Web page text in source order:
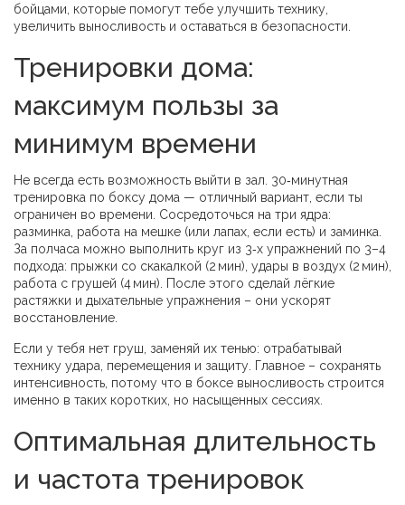
бойцами, которые помогут тебе улучшить технику,
увеличить выносливость и оставаться в безопасности.
Тренировки дома:
максимум пользы за
минимум времени
Не всегда есть возможность выйти в зал. 30‑минутная
тренировка по боксу дома — отличный вариант, если ты
ограничен во времени. Сосредоточься на три ядра:
разминка, работа на мешке (или лапах, если есть) и заминка.
За полчаса можно выполнить круг из 3‑х упражнений по 3–4
подхода: прыжки со скакалкой (2 мин), удары в воздух (2 мин),
работа с грушей (4 мин). После этого сделай лёгкие
растяжки и дыхательные упражнения – они ускорят
восстановление.
Если у тебя нет груш, заменяй их тенью: отрабатывай
технику удара, перемещения и защиту. Главное – сохранять
интенсивность, потому что в боксе выносливость строится
именно в таких коротких, но насыщенных сессиях.
Оптимальная длительность
и частота тренировок